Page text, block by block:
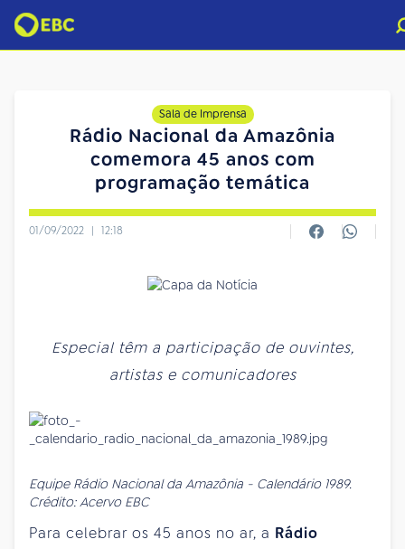
Sala de Imprensa
Rádio Nacional da Amazônia
comemora 45 anos com
programação temática
01/09/2022 | 12:18
Especial têm a participação de ouvintes,
artistas e comunicadores
Equipe Rádio Nacional da Amazônia - Calendário 1989.
Crédito: Acervo EBC
Para celebrar os 45 anos no ar, a Rádio